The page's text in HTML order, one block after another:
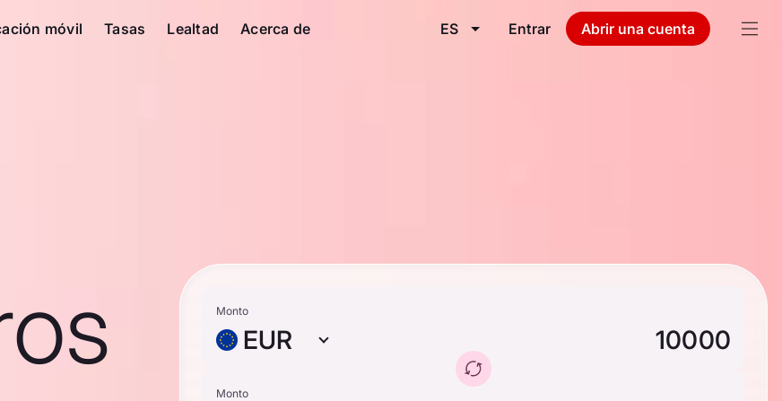
móvil Tasas Lealtad Acerca de ES Entrar Abrir una cuenta
Monto
EUR
Monto